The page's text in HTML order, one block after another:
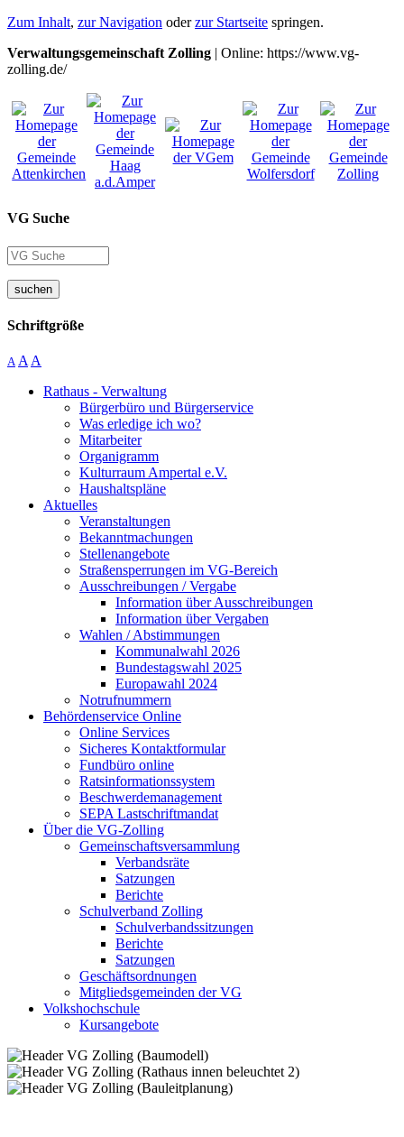
Zum Inhalt, zur Navigation oderzur Startseite springen.
Verwaltungsgemeinschaft Zolling | Online: https://www.vg-
zolling.de/
VG Suche
suchen
Schriftgröße
A A A
Rathaus - Verwaltung
Bürgerbüro und Bürgerservice
Was erledige ich wo?
Mitarbeiter
Organigramm
Kulturraum Ampertal e.V.
Haushaltspläne
Aktuelles
Veranstaltungen
Bekanntmachungen
Stellenangebote
Straßensperrungen im VG-Bereich
Ausschreibungen / Vergabe
Information über Ausschreibungen
Information über Vergaben
Wahlen / Abstimmungen
Kommunalwahl 2026
Bundestagswahl 2025
Europawahl 2024
Notrufnummern
Behördenservice Online
Online Services
Sicheres Kontaktformular
Fundbüro online
Ratsinformationssystem
Beschwerdemanagement
SEPA Lastschriftmandat
Über die VG-Zolling
Gemeinschaftsversammlung
Verbandsräte
Satzungen
Berichte
Schulverband Zolling
Schulverbandssitzungen
Berichte
Satzungen
Geschäftsordnungen
Mitgliedsgemeinden der VG
Volkshochschule
Kursangebote